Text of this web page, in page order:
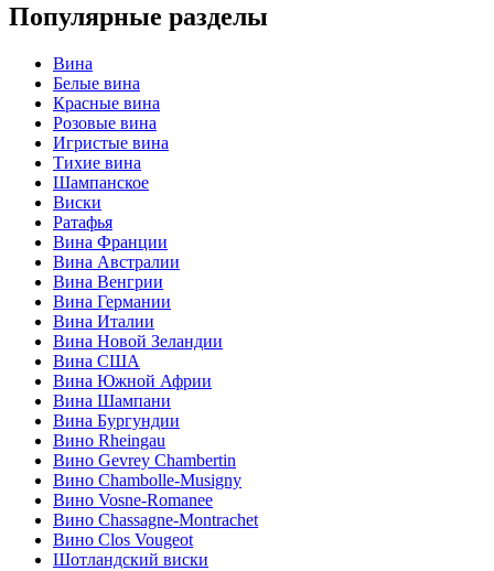
Популярные разделы
Вина
Белые вина
Красные вина
Розовые вина
Игристые вина
Тихие вина
Шампанское
Виски
Ратафья
Вина Франции
Вина Австралии
Вина Венгрии
Вина Германии
Вина Италии
Вина Новой Зеландии
Вина США
Вина Южной Африи
Вина Шампани
Вина Бургундии
Вино Rheingau
Вино Gevrey Chambertin
Вино Chambolle-Musigny
Вино Vosne-Romanee
Вино Chassagne-Montrachet
Вино Clos Vougeot
Шотландский виски